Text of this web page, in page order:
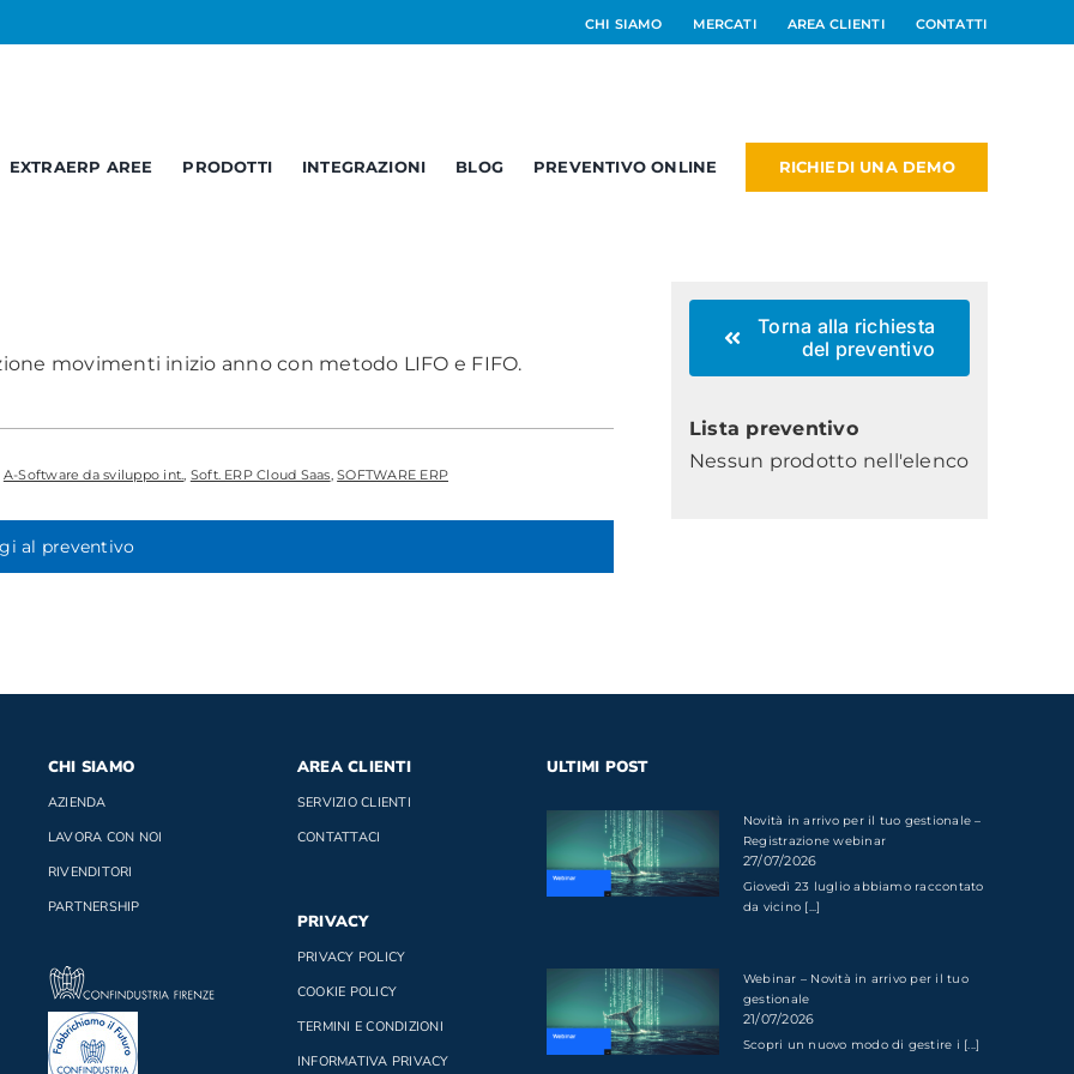
CHI SIAMO MERCATI AREA CLIENTI CONTATTI
EXTRAERP AREE PRODOTTI INTEGRAZIONI BLOG PREVENTIVO ONLINE RICHIEDI UNA DEMO
movimenti inizio anno con metodo LIFO e FIFO.
A-Software da sviluppo int., Soft. ERP Cloud Saas,SOFTWARE ERP
al preventivo
Torna alla richiesta
del preventivo
Lista preventivo
Nessun prodotto nell'elenco
CHI SIAMO
AZIENDA
LAVORA CON NOI
RIVENDITORI
PARTNERSHIP
AREA CLIENTI
SERVIZIO CLIENTI
CONTATTACI
PRIVACY
PRIVACY POLICY
COOKIE POLICY
TERMINI E CONDIZIONI
INFORMATIVA PRIVACY
ULTIMI POST
Novità in arrivo per il tuo gestionale –
Registrazione webinar
27/07/2026
Giovedì 23 luglio abbiamo raccontato
da vicino [...]
Webinar – Novità in arrivo per il tuo
gestionale
21/07/2026
Scopri un nuovo modo di gestire i [...]